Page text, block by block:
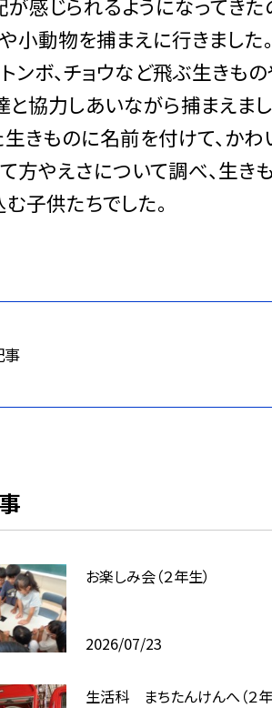
感じられるようになってきた
小動物を捕まえに行きました
ンボ、チョウなど飛ぶ生きも
と協力しあいながら捕まえま
きものに名前を付けて、か
方やえさについて調べ、生き
子供たちでした。
事
お楽しみ会（２年生）
2026/07/23
生活科 まちたんけんへ（２年